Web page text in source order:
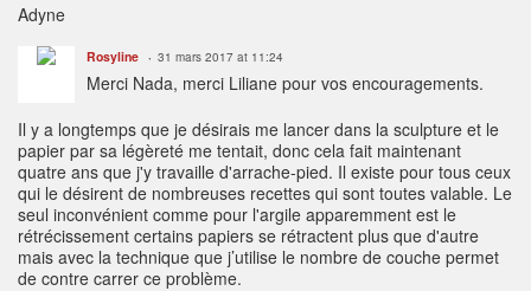
Adyne
Rosyline 31 mars 2017 at 11:24
Merci Nada, merci Liliane pour vos encouragements.
Il y a longtemps que je désirais me lancer dans la sculpture et le
papier par sa légèreté me tentait, donc cela fait maintenant
quatre ans que j'y travaille d'arrache-pied. Il existe pour tous ceux
qui le désirent de nombreuses recettes qui sont toutes valable. Le
seul inconvénient comme pour l'argile apparemment est le
rétrécissement certains papiers se rétractent plus que d'autre
mais avec la technique que j’utilise le nombre de couche permet
de contre carrer ce problème.